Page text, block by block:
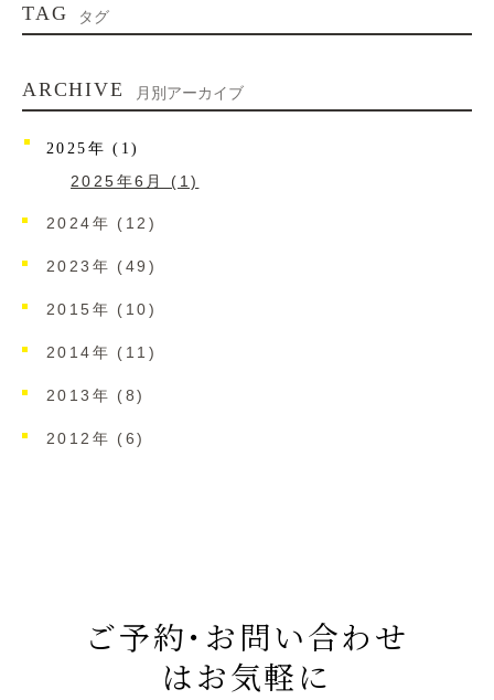
TAG タグ
ARCHIVE 月別アーカイブ
2025年 (1)
2025年6月 (1)
2024年 (12)
2023年 (49)
2015年 (10)
2014年 (11)
2013年 (8)
2012年 (6)
ご予約･お問い合わせ
はお気軽に